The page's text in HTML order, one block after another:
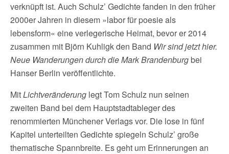
verknüpft ist. Auch Schulz’ Gedichte fanden in den früher
2000er Jahren in diesem »labor für poesie als
lebensform« eine verlegerische Heimat, bevor er 2014
zusammen mit Björn Kuhligk den Band Wir sind jetzt hier.
Neue Wanderungen durch die Mark Brandenburgbei
Hanser Berlin veröffentlichte.
MitLichtveränderung legt Tom Schulz nun seinen
zweiten Band bei dem Hauptstadtableger des
renommierten Münchener Verlags vor. Die lose in fünf
Kapitel unterteilten Gedichte spiegeln Schulz’ große
thematische Spannbreite. Es geht um Erinnerungen an